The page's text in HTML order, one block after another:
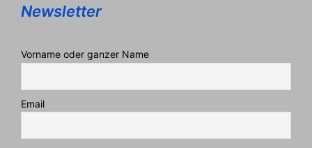
Newsletter
Vorname oder ganzer Name
Email